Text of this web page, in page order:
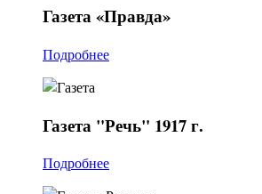
Газета«Правда»
Подробнее
Газета "Речь" 1917 г.
Подробнее